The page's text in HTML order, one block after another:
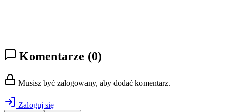
Komentarze (0)
Musisz być zalogowany, aby dodać komentarz.
Zaloguj się